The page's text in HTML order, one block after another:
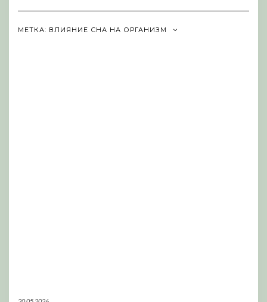
Navigation
МЕТКА: ВЛИЯНИЕ СНА НА ОРГАНИЗМ